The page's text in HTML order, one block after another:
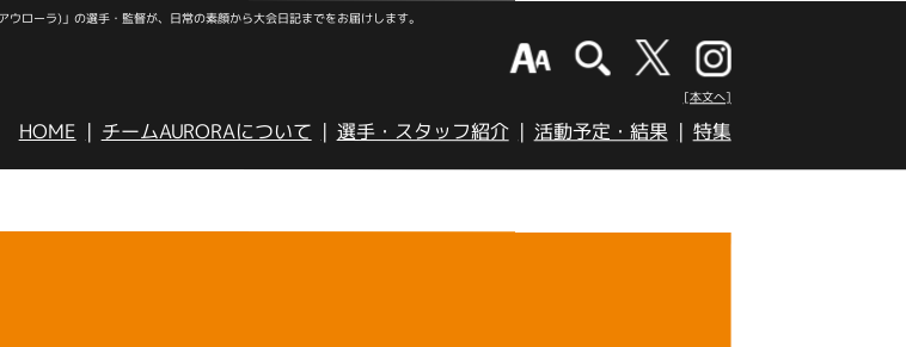
ローラ)」の選手・監督が、日常の素顔から大会日記までをお届けします。
[本文へ]
HOME チームAURORAについて 選手・スタッフ紹介 活動予定・結果 特集